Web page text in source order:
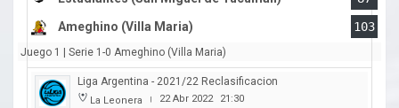
Ameghino (Villa Maria)
103
Juego 1 | Serie 1-0 Ameghino (Villa Maria)
Liga Argentina - 2021/22 Reclasificacion
La Leonera | 22 Abr 2022 21:30